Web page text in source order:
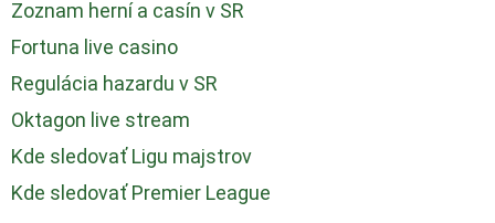
Zoznam herní a casín v SR
Fortuna live casino
Regulácia hazardu v SR
Oktagon live stream
Kde sledovať Ligu majstrov
Kde sledovať Premier League